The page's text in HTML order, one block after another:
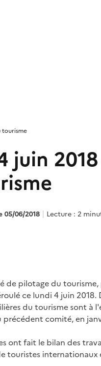
tourisme
juin
05/06/2018 Lecture : 2
de pilotage du tourisme,
ce lundi 4 juin
du tourisme sont à
précédent comité, en
ont fait le bilan des
touristes